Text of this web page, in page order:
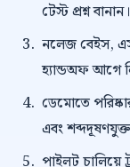
টেস্ট প্রশ্ন বানান।
নলেজ বেইস,
হ্যান্ডঅফ আগে
ডেমোতে
এবং
পাইলট চালিয়ে